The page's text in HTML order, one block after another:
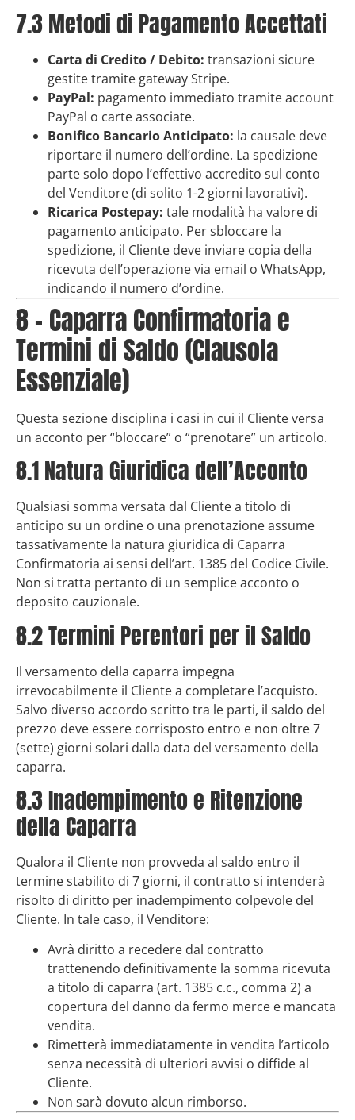
7.3 Metodi di Pagamento Accettati
Carta di Credito / Debito: transazioni sicure
gestite tramite gateway Stripe.
PayPal: pagamento immediato tramite account
PayPal o carte associate.
Bonifico Bancario Anticipato: la causale deve
riportare il numero dell’ordine. La spedizione
parte solo dopo l’effettivo accredito sul conto
del Venditore (di solito 1-2 giorni lavorativi).
Ricarica Postepay: tale modalità ha valore di
pagamento anticipato. Per sbloccare la
spedizione, il Cliente deve inviare copia della
ricevuta dell’operazione via email o WhatsApp,
indicando il numero d’ordine.
8 – Caparra Confirmatoria e
Termini di Saldo (Clausola
Essenziale)
Questa sezione disciplina i casi in cui il Cliente versa
un acconto per “bloccare” o “prenotare” un articolo.
8.1 Natura Giuridica dell’Acconto
Qualsiasi somma versata dal Cliente a titolo di
anticipo su un ordine o una prenotazione assume
tassativamente la natura giuridica di Caparra
Confirmatoria ai sensi dell’art. 1385 del Codice Civile.
Non si tratta pertanto di un semplice acconto o
deposito cauzionale.
8.2 Termini Perentori per il Saldo
Il versamento della caparra impegna
irrevocabilmente il Cliente a completare l’acquisto.
Salvo diverso accordo scritto tra le parti, il saldo del
prezzo deve essere corrisposto entro e non oltre 7
(sette) giorni solari dalla data del versamento della
caparra.
8.3 Inadempimento e Ritenzione
della Caparra
Qualora il Cliente non provveda al saldo entro il
termine stabilito di 7 giorni, il contratto si intenderà
risolto di diritto per inadempimento colpevole del
Cliente. In tale caso, il Venditore:
Avrà diritto a recedere dal contratto
trattenendo definitivamente la somma ricevuta
a titolo di caparra (art. 1385 c.c., comma 2) a
copertura del danno da fermo merce e mancata
vendita.
Rimetterà immediatamente in vendita l’articolo
senza necessità di ulteriori avvisi o diffide al
Cliente.
Non sarà dovuto alcun rimborso.